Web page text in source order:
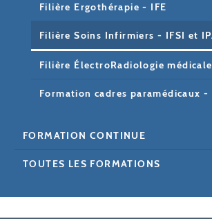
Filière Ergothérapie - IFE
Filière Soins Infirmiers - IFSI et
Filière ÉlectroRadiologie
Formation cadres paramédicaux -
FORMATION CONTINUE
TOUTES LES FORMATIONS